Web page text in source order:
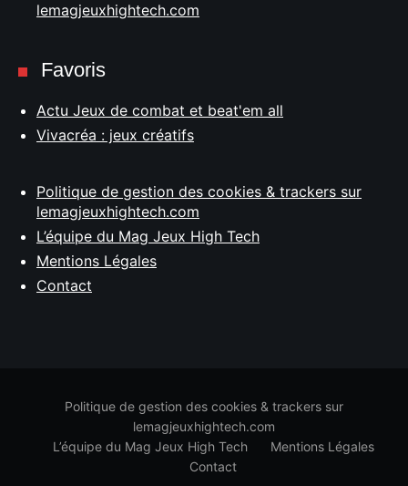
lemagjeuxhightech.com
Favoris
Actu Jeux de combat et beat'em all
Vivacréa : jeux créatifs
Politique de gestion des cookies & trackers sur
lemagjeuxhightech.com
L’équipe du Mag Jeux High Tech
Mentions Légales
Contact
Politique de gestion des cookies & trackers sur
lemagjeuxhightech.com
L’équipe du Mag Jeux High Tech
Mentions Légales
Contact